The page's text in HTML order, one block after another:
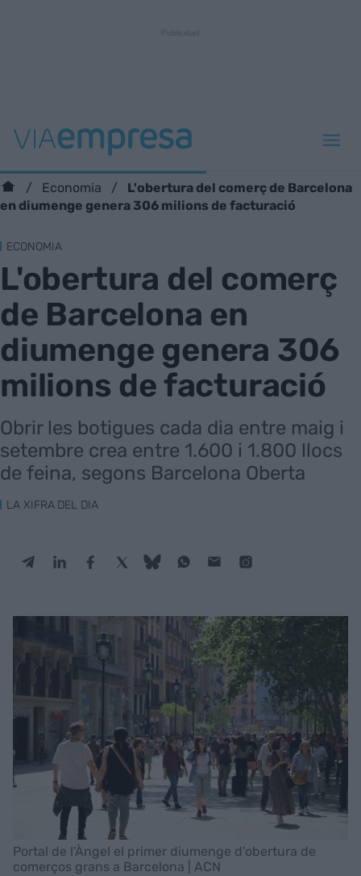
Economia
L'obertura del comerç de Barcelona
en diumenge genera 306 milions de facturació
ECONOMIA
L'obertura del comerç
de Barcelona en
diumenge genera 306
milions de facturació
Obrir les botigues cada dia entre maig i
setembre crea entre 1.600 i 1.800 llocs
de feina, segons Barcelona Oberta
LA XIFRA DEL DIA
Portal de l'Àngel el primer diumenge d'obertura de
comerços grans a Barcelona | ACN